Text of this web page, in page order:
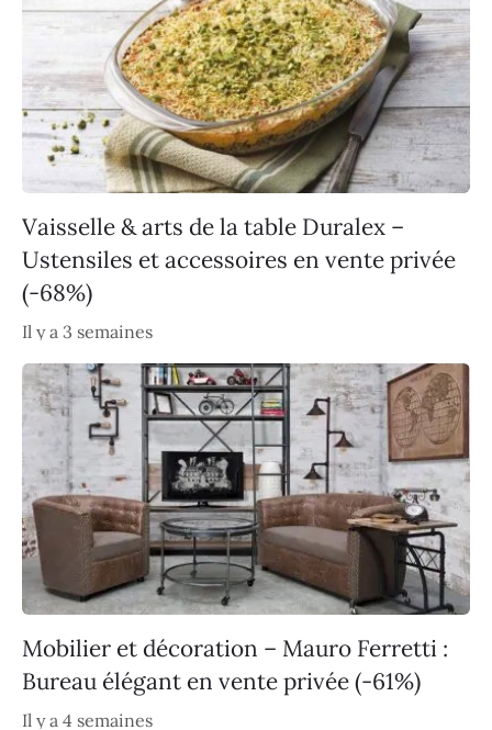
Vaisselle & arts de la table Duralex –
Ustensiles et accessoires en vente privée
(-68%)
Il y a 3 semaines
Mobilier et décoration – Mauro Ferretti :
Bureau élégant en vente privée (-61%)
Il y a 4 semaines